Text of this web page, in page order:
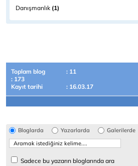
Danışmanlık (1)
Toplam blog
: 11
: 173
Kayıt tarihi
: 16.03.17
Bloglarda Yazarlarda Galerilerde
Sadece bu yazarın bloglarında ara